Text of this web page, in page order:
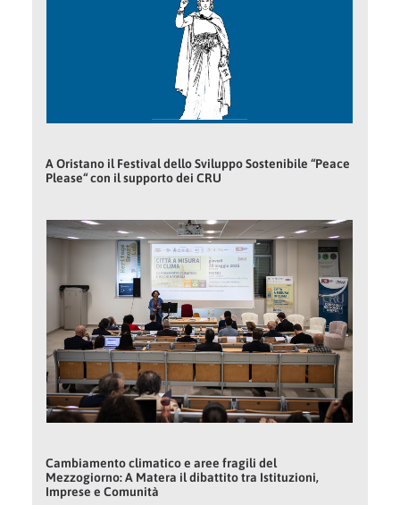
A Oristano il Festival dello Sviluppo Sostenibile “Peace
Please“ con il supporto dei CRU
Cambiamento climatico e aree fragili del
Mezzogiorno: A Matera il dibattito tra Istituzioni,
Imprese e Comunità